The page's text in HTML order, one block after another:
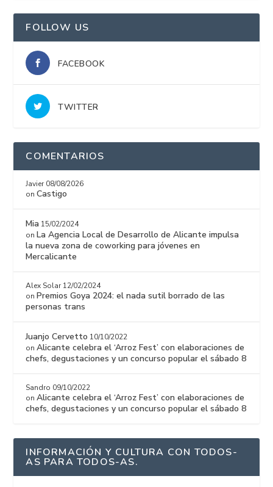
FOLLOW US
FACEBOOK
TWITTER
COMENTARIOS
Javier 08/08/2026
onCastigo
Mia 15/02/2024
onLa Agencia Local de Desarrollo de Alicante impulsa
la nueva zona de coworking para jóvenes en
Mercalicante
Alex Solar 12/02/2024
onPremios Goya 2024: el nada sutil borrado de las
personas trans
Juanjo Cervetto 10/10/2022
onAlicante celebra el ‘Arroz Fest’ con elaboraciones de
chefs, degustaciones y un concurso popular el sábado 8
Sandro 09/10/2022
onAlicante celebra el ‘Arroz Fest’ con elaboraciones de
chefs, degustaciones y un concurso popular el sábado 8
INFORMACIÓN Y CULTURA CON TODOS-
AS PARA TODOS-AS.